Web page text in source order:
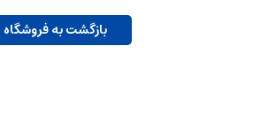
بازگشت به فروشگاه